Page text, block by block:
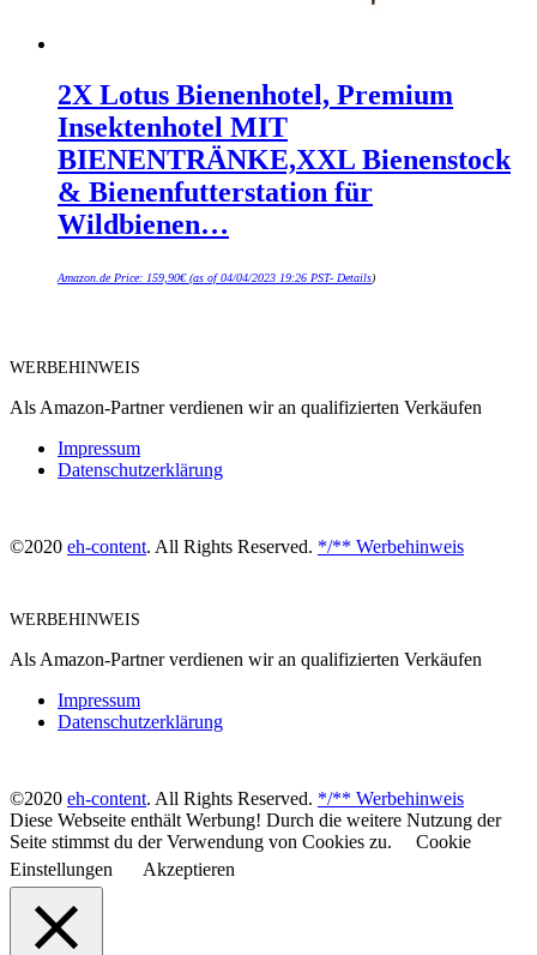
2X Lotus Bienenhotel, Premium
Insektenhotel MIT
BIENENTRÄNKE,XXL Bienenstock
& Bienenfutterstation für
Wildbienen…
Amazon.de Price: 159,90€(as of 04/04/2023 19:26 PST- Details)
WERBEHINWEIS
Als Amazon-Partner verdienen wir an qualifizierten Verkäufen
Impressum
Datenschutzerklärung
©2020 eh-content. All Rights Reserved. */** Werbehinweis
WERBEHINWEIS
Als Amazon-Partner verdienen wir an qualifizierten Verkäufen
Impressum
Datenschutzerklärung
©2020 eh-content. All Rights Reserved. */** Werbehinweis
Diese Webseite enthält Werbung! Durch die weitere Nutzung der
Seite stimmst du der Verwendung von Cookies zu.
Cookie
Einstellungen
Akzeptieren